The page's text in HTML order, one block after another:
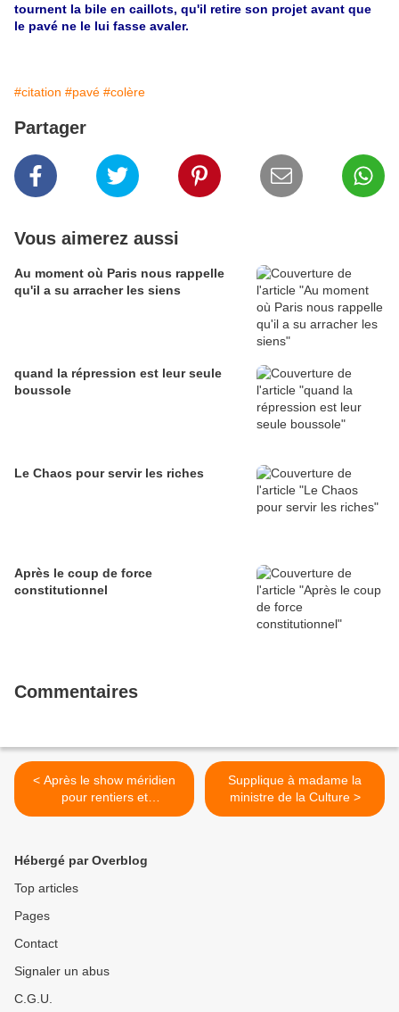
tournent la bile en caillots, qu'il retire son projet avant que
le pavé ne le lui fasse avaler.
#citation #pavé #colère
Partager
Vous aimerez aussi
Au moment où Paris nous rappelle
qu'il a su arracher les siens
quand la répression est leur seule
boussole
Le Chaos pour servir les riches
Après le coup de force
constitutionnel
Commentaires
< Après le show méridien
pour rentiers et
pensionnaires des EPHAD
Supplique à madame la
ministre de la Culture >
Hébergé par Overblog
Top articles
Pages
Contact
Signaler un abus
C.G.U.